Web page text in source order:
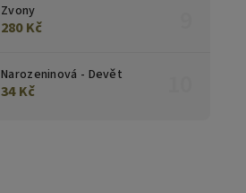
Zvony
280 Kč
Narozeninová - Devět
34 Kč